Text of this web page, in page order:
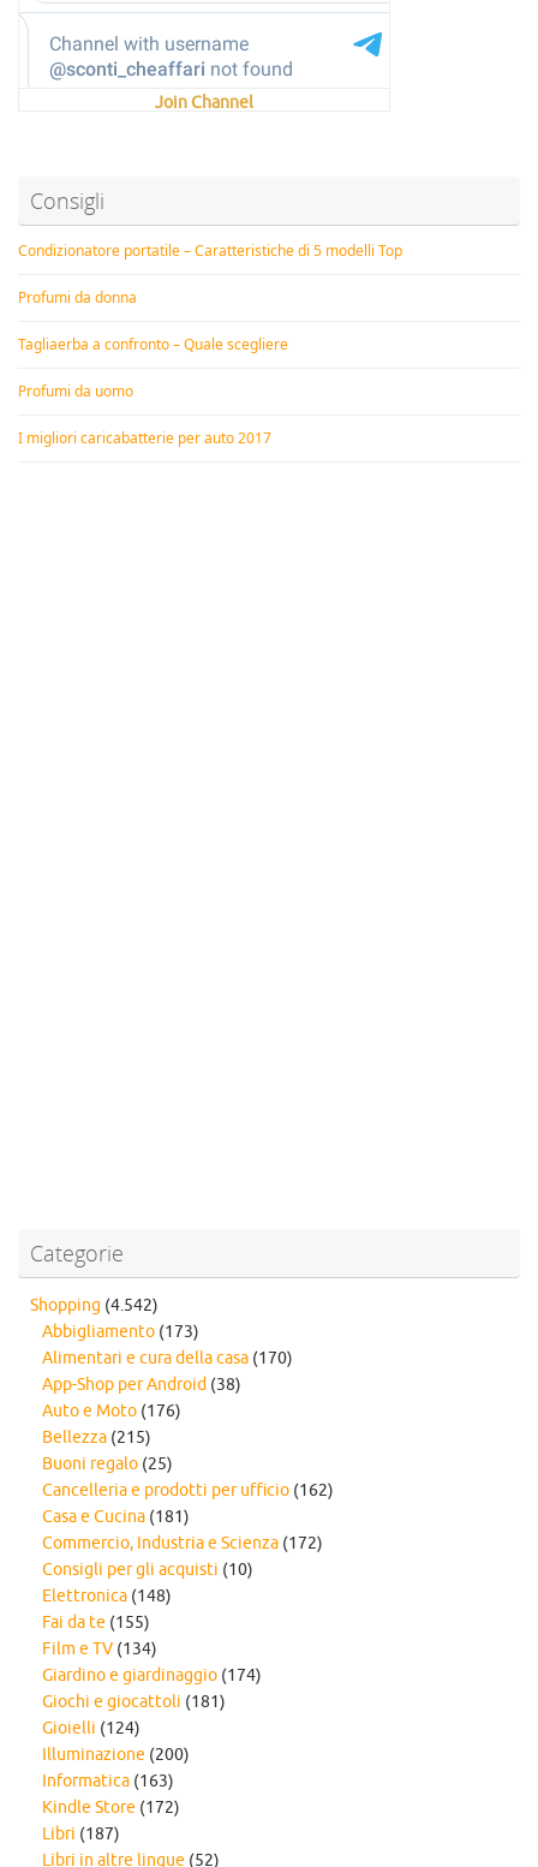
Join Channel
Consigli
Condizionatore portatile – Caratteristiche di 5 modelli Top
Profumi da donna
Tagliaerba a confronto – Quale scegliere
Profumi da uomo
I migliori caricabatterie per auto 2017
Categorie
Shopping (4.542)
Abbigliamento (173)
Alimentari e cura della casa (170)
App-Shop per Android (38)
Auto e Moto (176)
Bellezza (215)
Buoni regalo (25)
Cancelleria e prodotti per ufficio (162)
Casa e Cucina (181)
Commercio, Industria e Scienza (172)
Consigli per gli acquisti (10)
Elettronica (148)
Fai da te (155)
Film e TV (134)
Giardino e giardinaggio (174)
Giochi e giocattoli (181)
Gioielli (124)
Illuminazione (200)
Informatica (163)
Kindle Store (172)
Libri (187)
Libri in altre lingue (52)